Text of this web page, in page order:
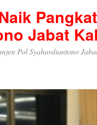
Jabat
Pol Syahardiantono